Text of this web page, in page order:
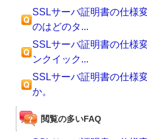
SSLサーバ証明書の仕様
のはどのタ...
SSLサーバ証明書の仕様
ンクイック...
SSLサーバ証明書の仕様
か。
閲覧の多いFAQ